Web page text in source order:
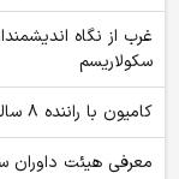
غرب از نگاه
سکولاریسم
کامیون با راننده ۸ ساله در اصفهان توقیف شد
معرفی هیئت داوران